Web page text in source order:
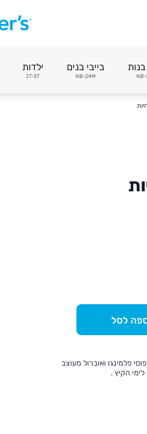
בנות
NB-
בייבי בנים
NB-24M
ילדות
2T-5T
לסל
פלמינגו ואוברול מעוצב
הקיץ .